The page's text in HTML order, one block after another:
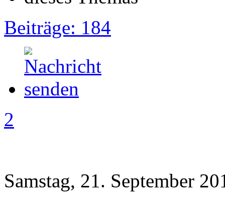
Beiträge: 184
2
Samstag, 21. September